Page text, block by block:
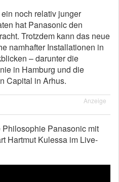
noch relativ junger
hat Panasonic den
Trotzdem kann das neue
namhafter Installationen in
– darunter die
in Hamburg und die
Capital in Arhus.
Anzeige
Panasonic mit
Hartmut Kulessa im Live-